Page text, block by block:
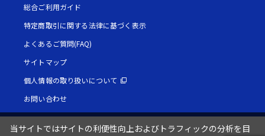
総合ご利用ガイド
特定商取引に関する法律に基づく表示
よくあるご質問(FAQ)
サイトマップ
個人情報の取り扱いについて
お問い合わせ
当サイトではサイトの利便性向上およびトラフィックの分析を目